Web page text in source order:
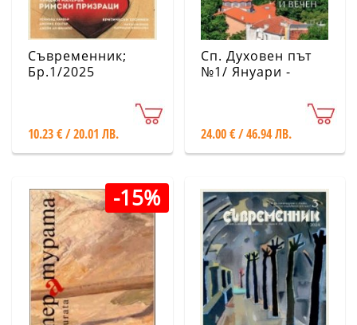
Съвременник;
Бр.1/2025
10.23 € / 20.01 ЛВ.
Сп. Духовен път
№1/ Януари -
24.00 € / 46.94 ЛВ.
-15%